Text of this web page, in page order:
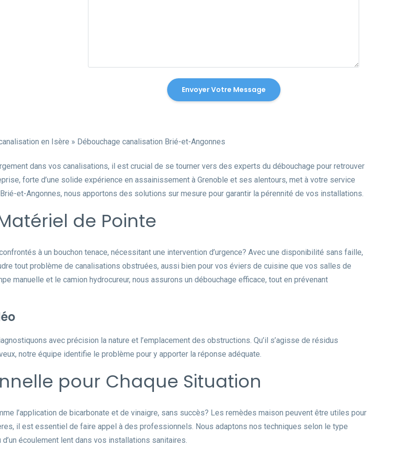
en Isère » Débouchage canalisation Brié-et-Angonnes
dans vos canalisations, il est crucial de se tourner vers des experts du débouchage pour retrouver
forte d’une solide expérience en assainissement à Grenoble et ses alentours, met à votre service
et-Angonnes, nous apportons des solutions sur mesure pour garantir la pérennité de vos installations.
de Pointe
à un bouchon tenace, nécessitant une intervention d’urgence? Avec une disponibilité sans faille,
tout problème de canalisations obstruées, aussi bien pour vos éviers de cuisine que vos salles de
manuelle et le camion hydrocureur, nous assurons un débouchage efficace, tout en prévenant
avec précision la nature et l’emplacement des obstructions. Qu’il s’agisse de résidus
notre équipe identifie le problème pour y apporter la réponse adéquate.
pour Chaque Situation
l’application de bicarbonate et de vinaigre, sans succès? Les remèdes maison peuvent être utiles pour
il est essentiel de faire appel à des professionnels. Nous adaptons nos techniques selon le type
d’un écoulement lent dans vos installations sanitaires.